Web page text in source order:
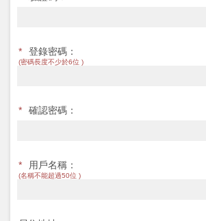
* 登錄密碼：
(密碼長度不少於6位 )
* 確認密碼：
* 用戶名稱：
(名稱不能超過50位 )